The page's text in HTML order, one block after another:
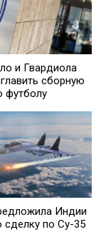
и Гвардиола
сборную
футболу
Индии
сделку по Су-35